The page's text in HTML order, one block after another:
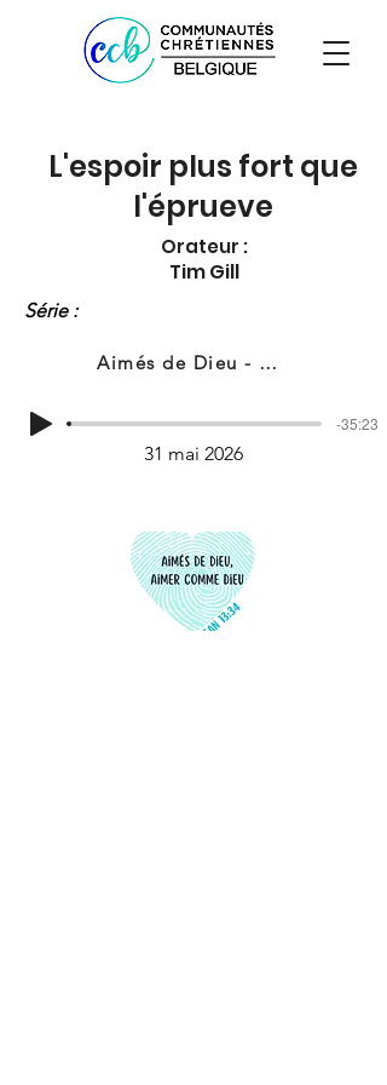
L'espoir plus fort que
l'éprueve
Orateur :
Tim Gill
Série :
Aimés de Dieu - Aimer comme Dieu
-35:23
31 mai 2026